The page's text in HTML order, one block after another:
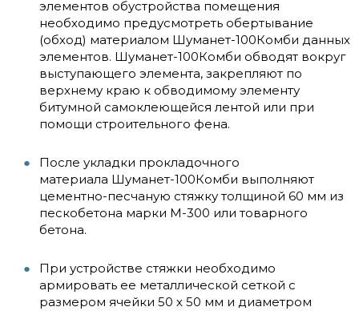
элементов обустройства помещения
необходимо предусмотреть обертывание
(обход) материалом Шуманет-100Комби данных
элементов. Шуманет-100Комби обводят вокруг
выступающего элемента, закрепляют по
верхнему краю к обводимому элементу
битумной самоклеющейся лентой или при
помощи строительного фена.
После укладки прокладочного
материала Шуманет-100Комби выполняют
цементно-песчаную стяжку толщиной 60 мм из
пескобетона марки М-300 или товарного
бетона.
При устройстве стяжки необходимо
армировать ее металлической сеткой с
размером ячейки 50 х 50 мм и диаметром